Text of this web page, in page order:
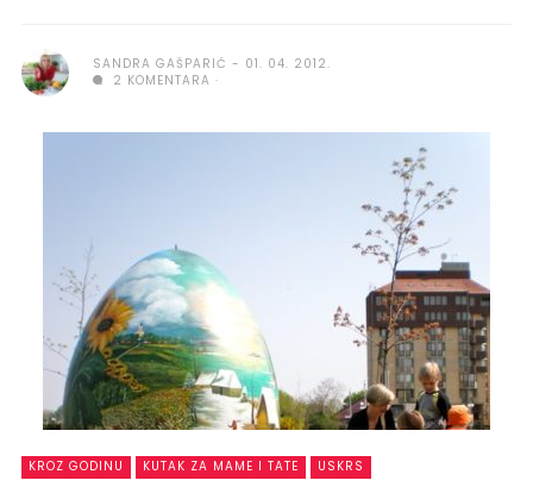
SANDRA GAŠPARIĆ
01. 04. 2012.
2 KOMENTARA
KROZ GODINU KUTAK ZA MAME I TATE USKRS